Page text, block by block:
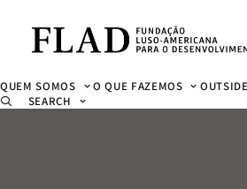
QUEM SOMOS O QUE FAZEMOS
SEARCH